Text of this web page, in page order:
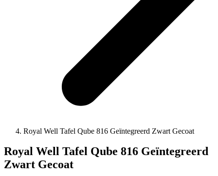
Royal Well Tafel Qube 816 Geïntegreerd Zwart Gecoat
Royal Well Tafel Qube 816 Geïntegreerd
Zwart Gecoat